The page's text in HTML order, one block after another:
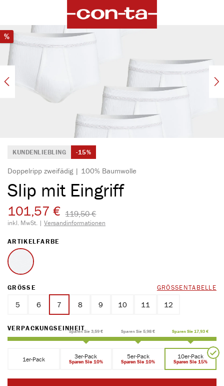
Bildergalerie überspringen
%Rabatt
KUNDENLIEBLING -15%
Doppelripp zweifädig | 100% Baumwolle
Slip mit Eingriff
101,57 € 119,50 €​
inkl. MwSt. | Versandinformationen
ARTIKELFARBE
weiss
GRÖSSE AUSWÄHLEN GRÖSSENTABELLE
5 6 7 8 9 10 11 12
VERPACKUNGSEINHEITAUSWÄHLEN
Sparen Sie 3,59 € Sparen Sie 5,98 € Sparen Sie 17,93 €
1er-Pack 3er-Pack
Sparen Sie 10%
5er-Pack
Sparen Sie 10%
10er-Pack
Sparen Sie 15%